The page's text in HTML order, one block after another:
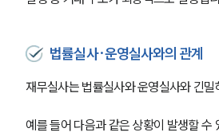
법률실사·운영실사와의 관계
재무실사는 법률실사와 운영실사와 긴
예를 들어 다음과 같은 상황이 발생할 수